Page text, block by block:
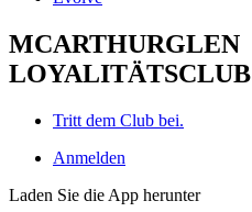
MCARTHURGLEN
LOYALITÄTSCLUB
Tritt dem Club bei.
Anmelden
Laden Sie die App herunter